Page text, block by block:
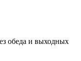
обеда и выходных